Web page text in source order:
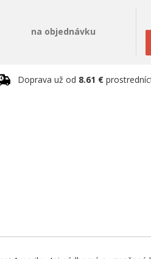
na objednávku
Doprava už od 8.61 €